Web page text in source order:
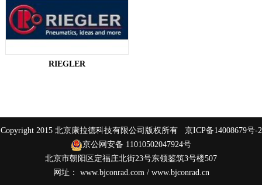
RIEGLER
Copyright 2015 北京康拉德科技有限公司版权所有 京ICP备14008679号-2
京公网安备 11010502047924号
北京市朝阳区定福庄北街23号东领鉴筑3号楼507
网址： www.bjconrad.com/ www.bjconrad.cn